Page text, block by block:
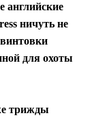
английские
ничуть не
для охоты
трижды